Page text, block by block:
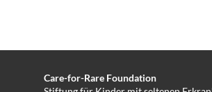
Care-for-Rare Foundation